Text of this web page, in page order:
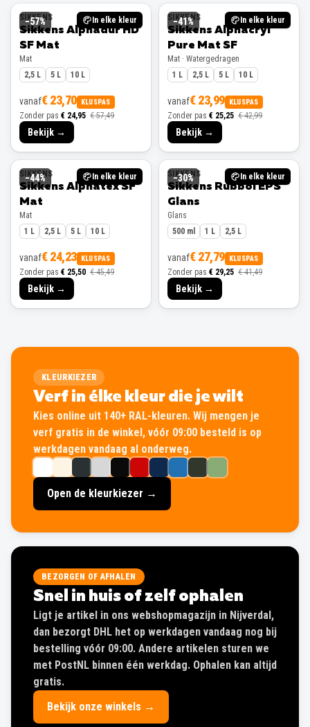
−57% In elke kleur
SIKKENS
Sikkens Alphadur HD
SF Mat
Mat
2,5 L
5 L 10 L
vanaf€ 23,70 KLUSPAS
Zonder pas € 24,95 € 57,49
Bekijk →
−41% In elke kleur
SIKKENS
Sikkens Alphacryl
Pure Mat SF
Mat · Watergedragen
1 L
2,5 L 5 L 10 L
vanaf€ 23,99 KLUSPAS
Zonder pas € 25,25 € 42,99
Bekijk →
−44% In elke kleur
SIKKENS
Sikkens Alphatex SF
Mat
Mat
1 L
2,5 L 5 L 10 L
vanaf€ 24,23 KLUSPAS
Zonder pas € 25,50 € 45,49
Bekijk →
−30% In elke kleur
SIKKENS
Sikkens Rubbol EPS
Glans
Glans
500 ml
1 L 2,5 L
vanaf€ 27,79 KLUSPAS
Zonder pas € 29,25 € 41,49
Bekijk →
KLEURKIEZER
Verf in élke kleur die je wilt
Kies online uit 140+ RAL-kleuren. Wij mengen je
verf gratis in de winkel, vóór 09:00 besteld is op
werkdagen vandaag al onderweg.
Open de kleurkiezer →
BEZORGEN OF AFHALEN
Snel in huis of zelf ophalen
Ligt je artikel in ons webshopmagazijn in Nijverdal,
dan bezorgt DHL het op werkdagen vandaag nog bij
bestelling vóór 09:00. Andere artikelen sturen we
met PostNL binnen één werkdag. Ophalen kan altijd
gratis.
Bekijk onze winkels →